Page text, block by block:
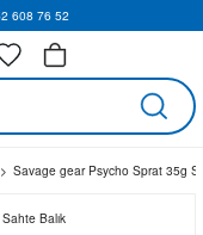
608 76 52
Savage gear Psycho Sprat 35g